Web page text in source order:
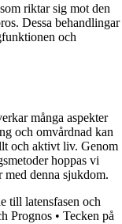
riktar sig mot den
Dessa behandlingar
och
många aspekter
och omvårdnad kan
och aktivt liv. Genom
hoppas vi
denna sjukdom.
till latensfasen och
Prognos • Tecken på